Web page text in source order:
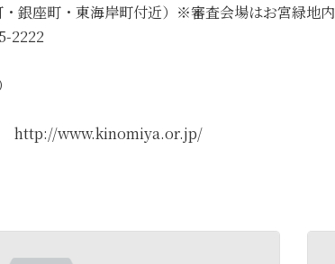
銀座町・東海岸町付近）※審査会場はお宮緑地内
2222
http://www.kinomiya.or.jp/